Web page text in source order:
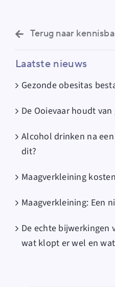
Terug naar
Laatste nieuws
Gezonde obesitas
De Ooievaar houdt
Alcohol drinken na
dit?
Maagverkleining kosten
Maagverkleining: Een
De echte bijwerkingen
wat klopt er wel en